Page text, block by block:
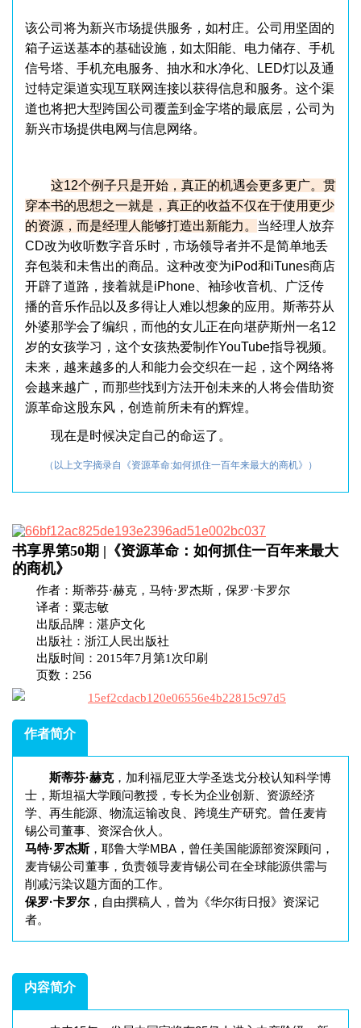
该公司将为新兴市场提供服务，如村庄。公司用坚固的
箱子运送基本的基础设施，如太阳能、电力储存、手机
信号塔、手机充电服务、抽水和水净化、LED灯以及通
过特定渠道实现互联网连接以获得信息和服务。这个渠
道也将把大型跨国公司覆盖到金字塔的最底层，公司为
新兴市场提供电网与信息网络。
这12个例子只是开始，真正的机遇会更多更广。贯
穿本书的思想之一就是，真正的收益不仅在于使用更少
的资源，而是经理人能够打造出新能力。 当经理人放弃
CD改为收听数字音乐时，市场领导者并不是简单地丢
弃包装和未售出的商品。这种改变为iPod和iTunes商店
开辟了道路，接着就是iPhone、袖珍收音机、广泛传
播的音乐作品以及多得让人难以想象的应用。斯蒂芬从
外婆那学会了编织，而他的女儿正在向堪萨斯州一名12
岁的女孩学习，这个女孩热爱制作YouTube指导视频。
未来，越来越多的人和能力会交织在一起，这个网络将
会越来越广，而那些找到方法开创未来的人将会借助资
源革命这股东风，创造前所未有的辉煌。
现在是时候决定自己的命运了。
（以上文字摘录自《资源革命:如何抓住一百年来最大的商机》）
书享界第50期 |《资源革命：如何抓住一百年来最大
的商机》
作者：斯蒂芬·赫克，马特·罗杰斯，保罗·卡罗尔
译者：粟志敏
出版品牌：湛庐文化
出版社：浙江人民出版社
出版时间：2015年7月第1次印刷
页数：256
作者简介
斯蒂芬·赫克，加利福尼亚大学圣迭戈分校认知科学博
士，斯坦福大学顾问教授，专长为企业创新、资源经济
学、再生能源、物流运输改良、跨境生产研究。曾任麦肯
锡公司董事、资深合伙人。
马特·罗杰斯，耶鲁大学MBA，曾任美国能源部资深顾问，
麦肯锡公司董事，负责领导麦肯锡公司在全球能源供需与
削减污染议题方面的工作。
保罗·卡罗尔 ，自由撰稿人，曾为《华尔街日报》资深记
者。
内容简介